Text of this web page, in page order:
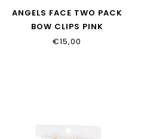
ANGELS FACE TWO PACK
BOW CLIPS PINK
€15,00